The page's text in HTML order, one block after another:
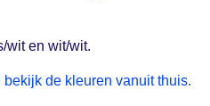
wit en wit/wit.
de kleuren vanuit thuis.